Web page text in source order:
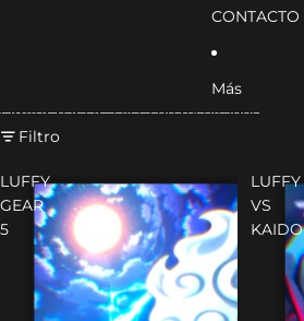
CONTACTO
Más
Omitir para ir a lista de resultados
Filtro
LUFFY
GEAR
5
LUFFY
VS
KAIDO